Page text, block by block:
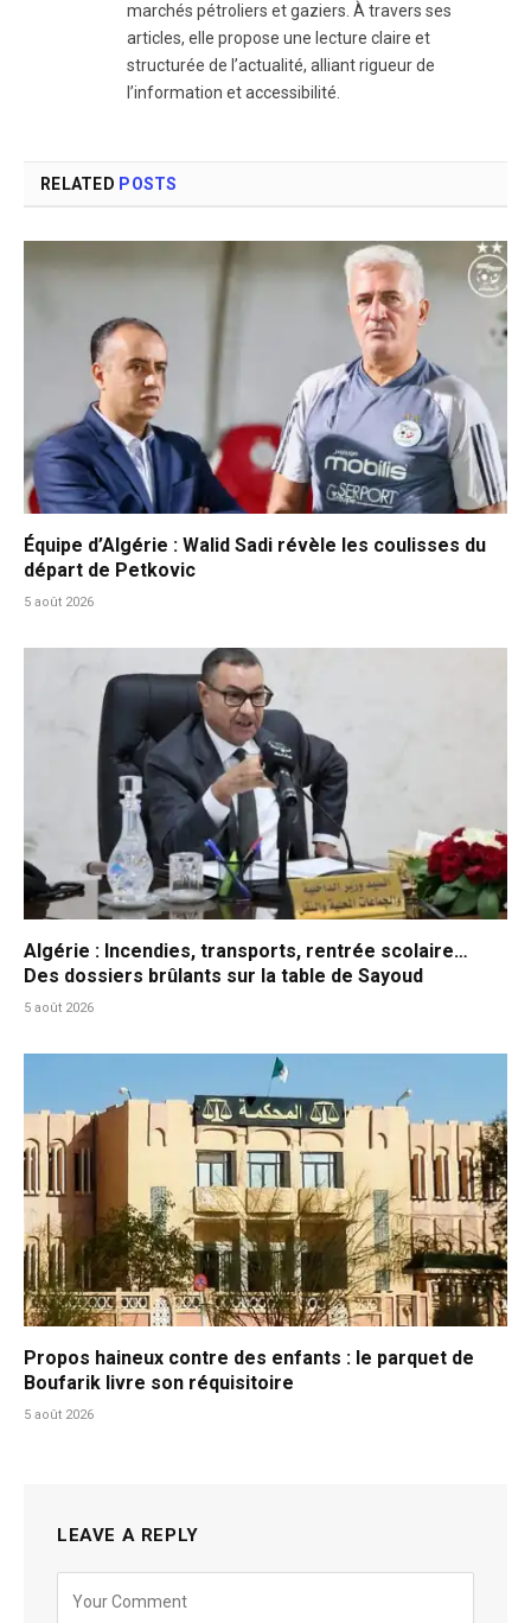
marchés pétroliers et gaziers. À travers ses
articles, elle propose une lecture claire et
structurée de l’actualité, alliant rigueur de
l’information et accessibilité.
RELATED POSTS
Équipe d’Algérie : Walid Sadi révèle les coulisses du
départ de Petkovic
5 août 2026
Algérie : Incendies, transports, rentrée scolaire…
Des dossiers brûlants sur la table de Sayoud
5 août 2026
Propos haineux contre des enfants : le parquet de
Boufarik livre son réquisitoire
5 août 2026
LEAVE A REPLY